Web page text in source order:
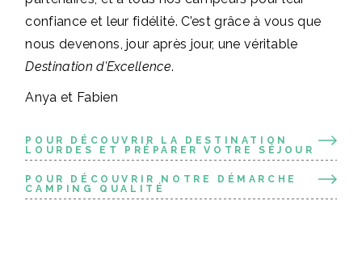
confiance et leur fidélité. C’est grâce à vous que
nous devenons, jour après jour, une véritable
Destination d’Excellence.
Anya et Fabien
POUR DÉCOUVRIR LA DESTINATION
LOURDES ET PRÉPARER VOTRE SÉJOUR
POUR DÉCOUVRIR NOTRE DÉMARCHE
CAMPING QUALITÉ